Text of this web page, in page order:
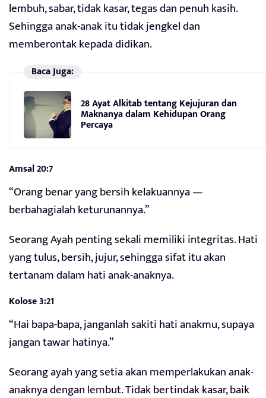
lembuh, sabar, tidak kasar, tegas dan penuh kasih.
Sehingga anak-anak itu tidak jengkel dan
memberontak kepada didikan.
Baca Juga:
28 Ayat Alkitab tentang Kejujuran dan
Maknanya dalam Kehidupan Orang
Percaya
Amsal 20:7
“Orang benar yang bersih kelakuannya —
berbahagialah keturunannya.”
Seorang Ayah penting sekali memiliki integritas. Hati
yang tulus, bersih, jujur, sehingga sifat itu akan
tertanam dalam hati anak-anaknya.
Kolose 3:21
“Hai bapa-bapa, janganlah sakiti hati anakmu, supaya
jangan tawar hatinya.”
Seorang ayah yang setia akan memperlakukan anak-
anaknya dengan lembut. Tidak bertindak kasar, baik